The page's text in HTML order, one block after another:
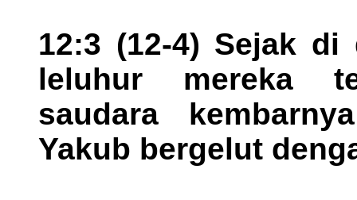
12:3 (12-4) Sejak di
leluhur mereka
saudara
Yakub bergelut